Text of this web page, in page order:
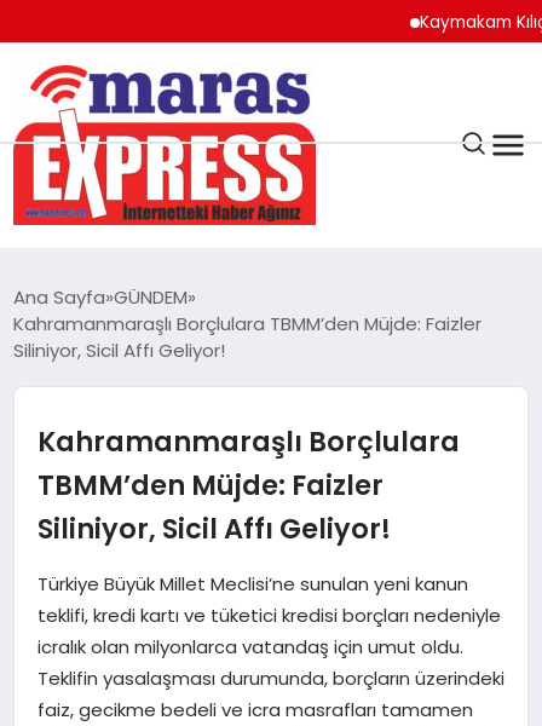
Kaymakam
K.MARAŞ
ANDIRIN
AFŞİN
BİZE ULAŞIN
GÖKSUN
TÜRKOĞLU
Ana Sayfa GÜNDEM
Kahramanmaraşlı Borçlulara TBMM’den Müjde: Faizler
Siliniyor, Sicil Affı Geliyor!
Kahramanmaraşlı Borçlulara
TBMM’den Müjde: Faizler
Siliniyor, Sicil Affı Geliyor!
Türkiye Büyük Millet Meclisi’ne sunulan yeni kanun
teklifi, kredi kartı ve tüketici kredisi borçları nedeniyle
icralık olan milyonlarca vatandaş için umut oldu.
Teklifin yasalaşması durumunda, borçların üzerindeki
faiz, gecikme bedeli ve icra masrafları tamamen